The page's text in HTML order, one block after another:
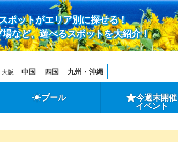
ポットがエリア別に探せる！
など、遊べるスポットを大紹介！
大阪 中国 四国 九州・沖縄
プール 今週末開催
イベント